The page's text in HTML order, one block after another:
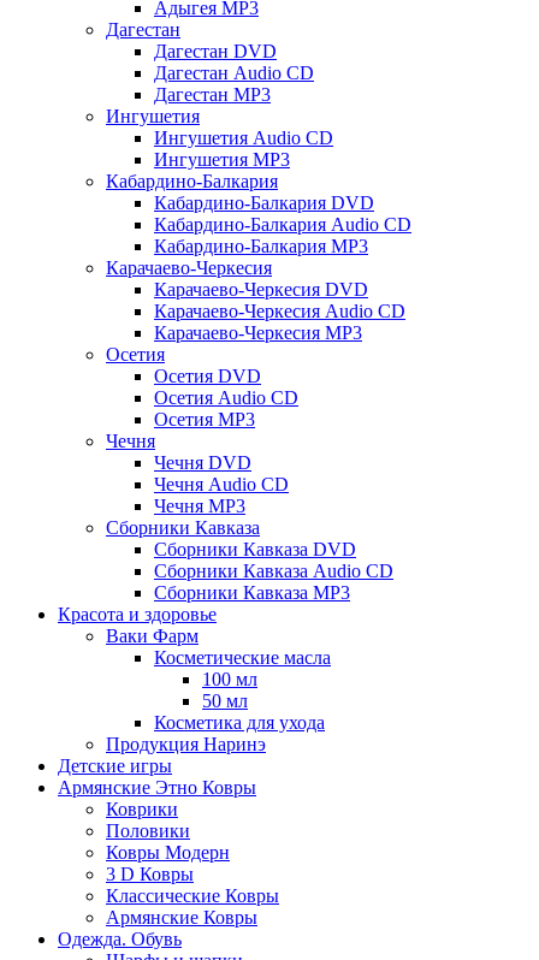
Адыгея MP3
Дагестан
Дагестан DVD
Дагестан Audio CD
Дагестан MP3
Ингушетия
Ингушетия Audio CD
Ингушетия MP3
Кабардино-Балкария
Кабардино-Балкария DVD
Кабардино-Балкария Audio CD
Кабардино-Балкария MP3
Карачаево-Черкесия
Карачаево-Черкесия DVD
Карачаево-Черкесия Audio CD
Карачаево-Черкесия MP3
Осетия
Осетия DVD
Осетия Audio CD
Осетия MP3
Чечня
Чечня DVD
Чечня Audio CD
Чечня MP3
Сборники Кавказа
Сборники Кавказа DVD
Сборники Кавказа Audio CD
Сборники Кавказа MP3
Красота и здоровье
Ваки Фарм
Косметические масла
100 мл
50 мл
Косметика для ухода
Продукция Наринэ
Детские игры
Армянские Этно Ковры
Коврики
Половики
Ковры Модерн
3 D Ковры
Классические Ковры
Армянские Ковры
Одежда. Обувь